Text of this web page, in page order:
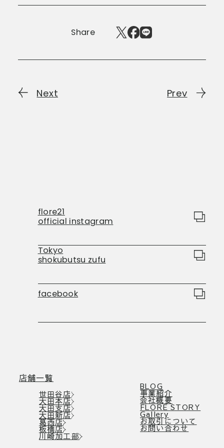
Share
Next Prev
flore21
official instagram
Tokyo
shokubutsu zufu
facebook
店舗一覧
世田谷店
大田本店
大田支店
大田新店
葛西店
板橋店
川崎加工部
BLOG
事業紹介
会社概要
FLORE STORY
Gallery
お取引について
お問い合わせ